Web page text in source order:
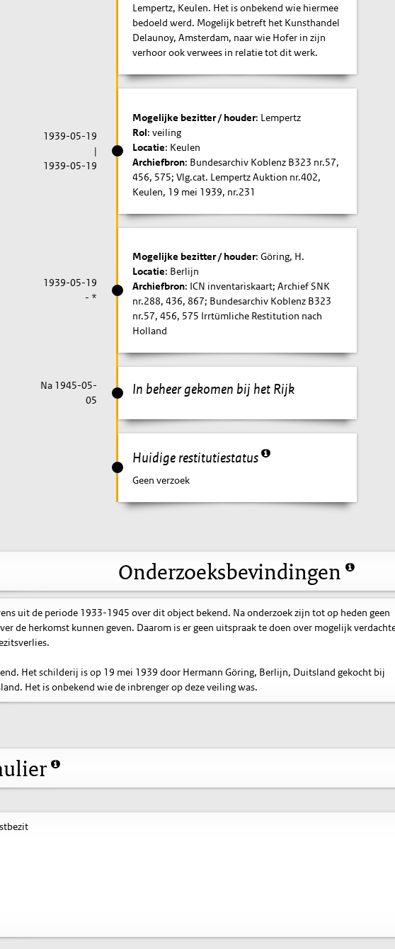
Lempertz, Keulen. Het is onbekend wie hiermee
bedoeld werd. Mogelijk betreft het Kunsthandel
Delaunoy, Amsterdam, naar wie Hofer in zijn
verhoor ook verwees in relatie tot dit werk.
1939-05-19
|
1939-05-19
Mogelijke bezitter / houder: Lempertz
Rol: veiling
Locatie: Keulen
Archiefbron: Bundesarchiv Koblenz B323 nr.57,
456, 575; Vlg.cat. Lempertz Auktion nr.402,
Keulen, 19 mei 1939, nr.231
1939-05-19
- *
Mogelijke bezitter / houder: Göring, H.
Locatie: Berlijn
Archiefbron: ICN inventariskaart; Archief SNK
nr.288, 436, 867; Bundesarchiv Koblenz B323
nr.57, 456, 575 Irrtümliche Restitution nach
Holland
In beheer gekomen bij het Rijk
Na 1945-05-
05
Huidige restitutiestatus
Geen verzoek
Onderzoeksbevindingen
uit de periode 1933-1945 over dit object bekend. Na onderzoek zijn tot op heden geen
de herkomst kunnen geven. Daarom is er geen uitspraak te doen over mogelijk
Het schilderij is op 19 mei 1939 door Hermann Göring, Berlijn, Duitsland gekocht bij
Het is onbekend wie de inbrenger op deze veiling was.